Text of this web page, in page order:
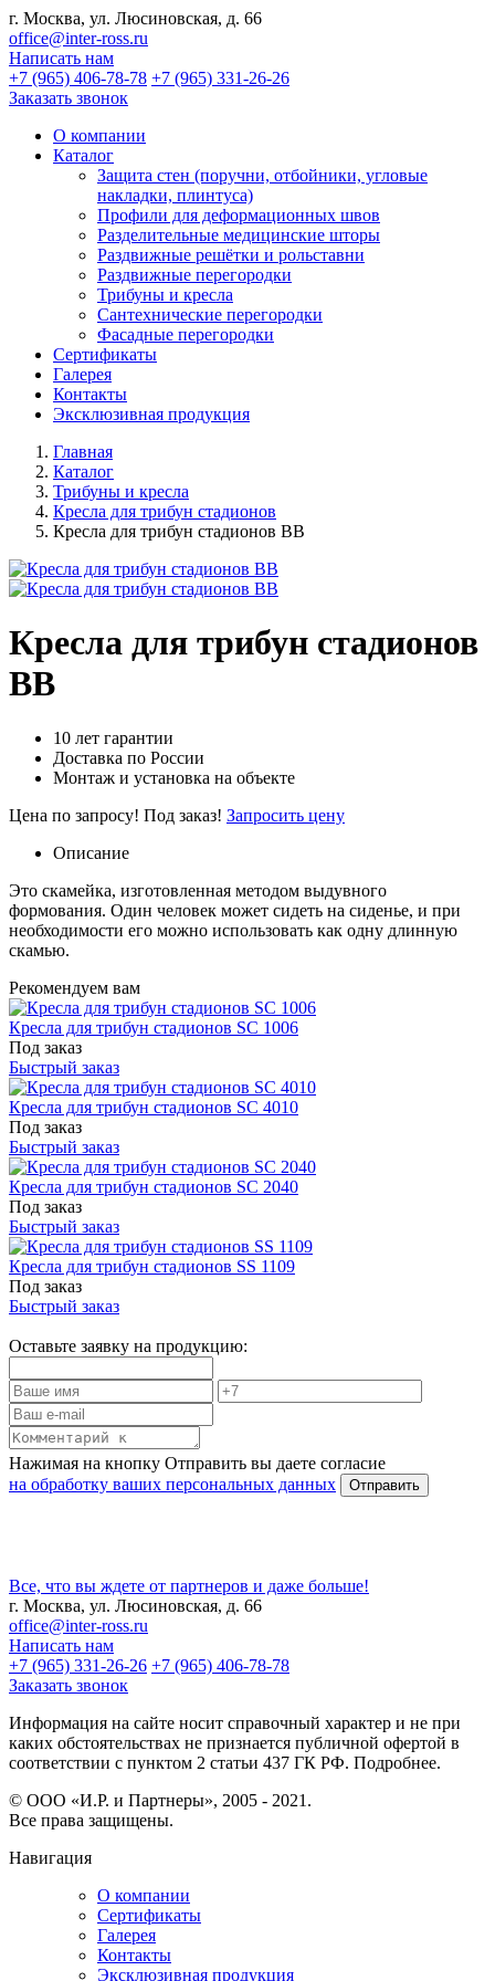
г. Москва, ул. Люсиновская, д. 66
office@inter-ross.ru
Написать нам
+7 (965) 406-78-78 +7 (965) 331-26-26
Заказать звонок
О компании
Каталог
Защита стен (поручни, отбойники, угловые
накладки, плинтуса)
Профили для деформационных швов
Разделительные медицинские шторы
Раздвижные решётки и рольставни
Раздвижные перегородки
Трибуны и кресла
Сантехнические перегородки
Фасадные перегородки
Сертификаты
Галерея
Контакты
Эксклюзивная продукция
Главная
Каталог
Трибуны и кресла
Кресла для трибун стадионов
Кресла для трибун стадионов BB
Кресла для трибун стадионов
BB
10 лет гарантии
Доставка по России
Монтаж и установка на объекте
Цена по запросу! Под заказ! Запросить цену
Описание
Это скамейка, изготовленная методом выдувного
формования. Один человек может сидеть на сиденье, и при
необходимости его можно использовать как одну длинную
скамью.
Рекомендуем вам
Кресла для трибун стадионов SC 1006
Под заказ
Быстрый заказ
Кресла для трибун стадионов SC 4010
Под заказ
Быстрый заказ
Кресла для трибун стадионов SC 2040
Под заказ
Быстрый заказ
Кресла для трибун стадионов SS 1109
Под заказ
Быстрый заказ
Оставьте заявку на продукцию:
Нажимая на кнопку Отправить вы даете согласие
на обработку ваших персональных данных
Все, что вы ждете от партнеров и даже больше!
г. Москва, ул. Люсиновская, д. 66
office@inter-ross.ru
Написать нам
+7 (965) 331-26-26 +7 (965) 406-78-78
Заказать звонок
Информация на сайте носит справочный характер и не при
каких обстоятельствах не признается публичной офертой в
соответствии с пунктом 2 статьи 437 ГК РФ. Подробнее.
© ООО «И.Р. и Партнеры», 2005 - 2021.
Все права защищены.
Навигация
О компании
Сертификаты
Галерея
Контакты
Эксклюзивная продукция